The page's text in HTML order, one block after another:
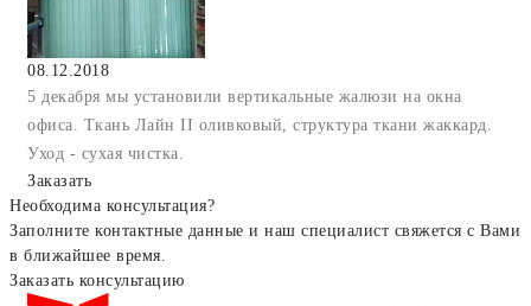
08.12.2018
5 декабря мы установили вертикальные жалюзи на окна
офиса. Ткань Лайн II оливковый, структура ткани жаккард.
Уход - сухая чистка.
Заказать
Необходима консультация?
Заполните контактные данные и наш специалист свяжется с Вами
в ближайшее время.
Заказать консультацию